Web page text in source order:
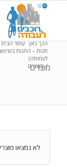
מוצרים
הנך כאן: עמוד הבית
חנות – החנות
לעמותה)
/ מוצרים
לא נמצאו